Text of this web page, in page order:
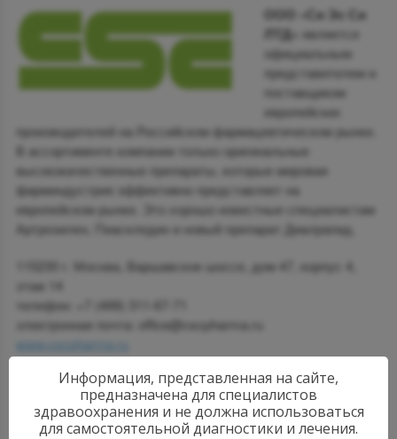
ООО «Си Эс Си
ЛТД»
является
официальным
представителем и
поставщиком
европейских
производителей на Российском фармацевтическом рынке.
В ассортименте компании только оригинальные
высококачественные препараты, которые мировая
фарминдустрия эффективно представляет на
европейском рынке. Это хорошо известные специалистам
Артрозилен, Пиаскледин и новый препарат Диалрапид.
115230 г. Москва, Варшавское шоссе, дом 47, корпус 4,
этаж 14
телефон: +7 (499) 311-67-71
электронная почта: office@cscpharma.ru
www.cscpharma.ru
Информация, представленная на сайте,
предназначена для специалистов
здравоохранения и не должна использоваться
для самостоятельной диагностики и лечения.